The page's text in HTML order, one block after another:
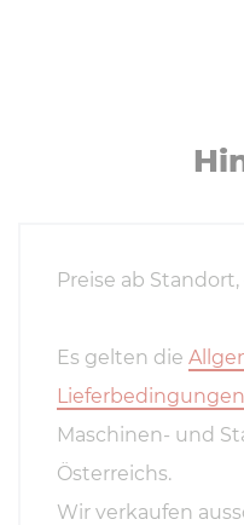
Preise ab
Es gelten die
Lieferbedingungen
Maschinen- und
Österreichs.
Wir verkaufen